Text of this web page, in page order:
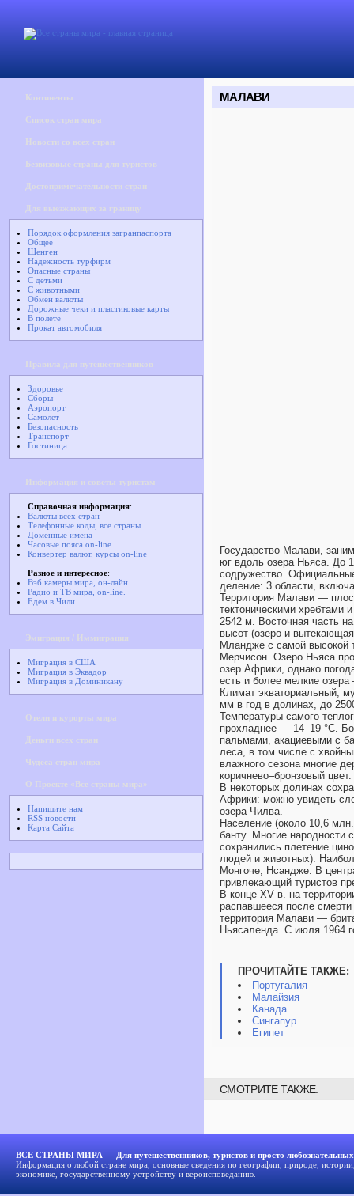
Континенты
Список стран мира
Новости со всех стран
Безвизовые страны для туристов
Достопримечательности стран
Для выезжающих за границу
Порядок оформления загранпаспорта
Общее
Шенген
Надежность турфирм
Опасные страны
С детьми
С животными
Обмен валюты
Дорожные чеки и пластиковые карты
В полете
Прокат автомобиля
Правила для путешественников
Здоровье
Сборы
Аэропорт
Самолет
Безопасность
Транспорт
Гостиница
Информация и советы туристам
Справочная информация:
Валюты всех стран
Телефонные коды, все страны
Доменные имена
Часовые пояса on-line
Конвертер валют, курсы on-line
Разное и интересное:
Вэб камеры мира, он-лайн
Радио и ТВ мира, on-line.
Едем в Чили
Эмиграция / Иммиграция
Миграция в США
Миграция в Эквадор
Миграция в Доминикану
Отели и курорты мира
Деньги всех стран
Чудеса стран мира
О Проекте «Все страны мира»
Напишите нам
RSS новости
Карта Сайта
МАЛАВИ
Государство Малави,
юг вдоль озера Ньяса. До
содружество.
деление: 3 области,
Территория Малави —
тектоническими хребтами
2542 м. Восточная часть
высот (озеро и
Мландже с самой высокой
Мерчисон. Озеро Ньяса
озер Африки, однако
есть и более мелкие
Климат экваториальный,
мм в год в долинах, до
Температуры самого
прохладнее — 14–19 °C.
пальмами, акациевыми с
леса, в том числе с
влажного сезона многие
коричнево–бронзовый
В некоторых долинах
Африки: можно увидеть
озера Чилва.
Население (около 10,6
банту. Многие
сохранились плетение
людей и животных).
Монгоче, Нсандже. В
привлекающий туристов
В конце XV в. на
распавшееся после
территория Малави —
Ньясаленда. С июля 1964
ПРОЧИТАЙТЕ ТАКЖЕ:
Португалия
Малайзия
Канада
Сингапур
Египет
СМОТРИТЕ ТАКЖЕ:
ВСЕ СТРАНЫ МИРА — Для путешественников, туристов и просто
Информация о любой стране мира, основные сведения по географии, природе,
экономике, государственному устройству и вероисповеданию.